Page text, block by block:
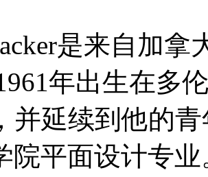
是来自加
年出生在多
并延续到他的
院平面设计专